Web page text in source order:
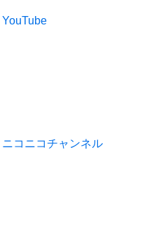
YouTube
ニコニコチャンネル